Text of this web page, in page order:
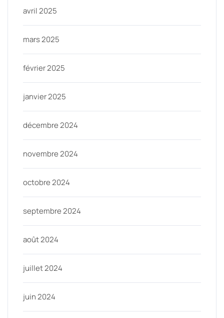
avril 2025
mars 2025
février 2025
janvier 2025
décembre 2024
novembre 2024
octobre 2024
septembre 2024
août 2024
juillet 2024
juin 2024